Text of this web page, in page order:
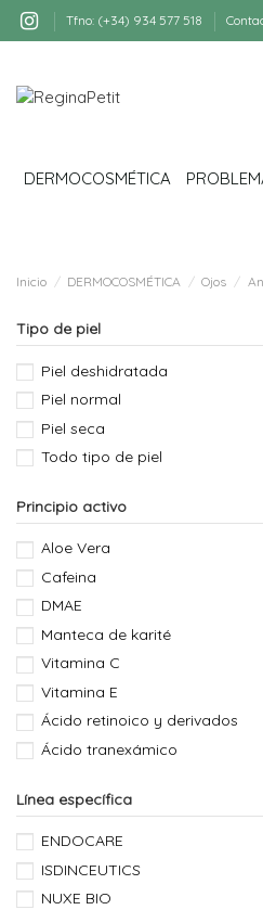
Tfno: (+34) 934 577 518
DERMOCOSMÉTICA
Inicio DERMOCOSMÉTICA Ojos
Tipo de piel
Piel deshidratada
Piel normal
Piel seca
Todo tipo de piel
Principio activo
Aloe Vera
Cafeina
DMAE
Manteca de karité
Vitamina C
Vitamina E
Ácido retinoico y derivados
Ácido tranexámico
Línea específica
ENDOCARE
ISDINCEUTICS
NUXE BIO